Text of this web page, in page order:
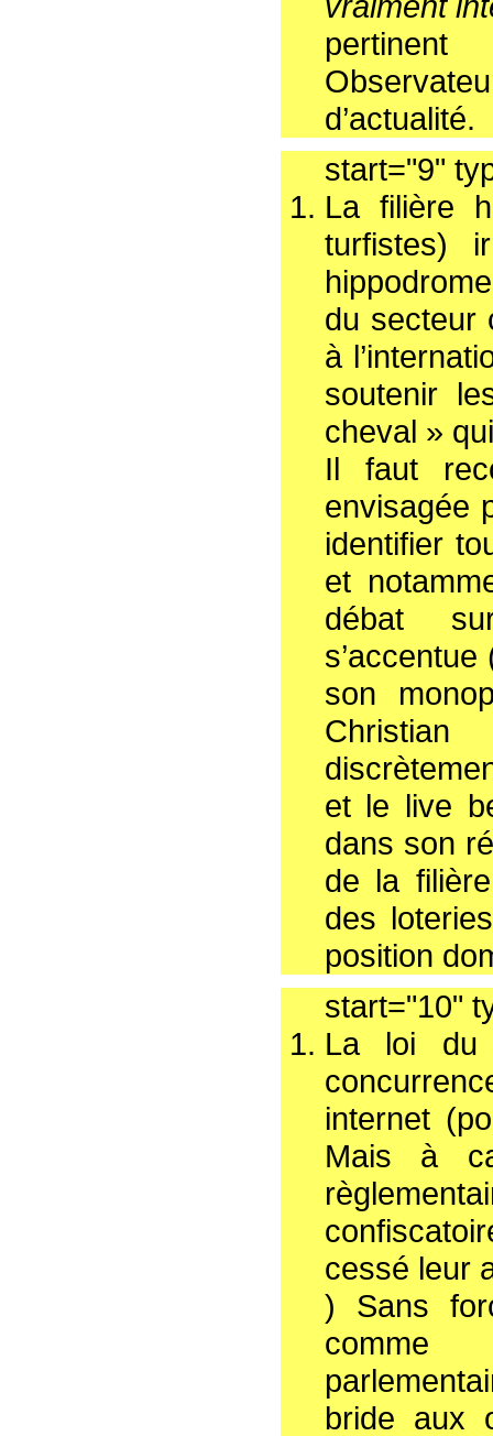
d’actualité.
start="9"
La filière
turfistes)
du secteur
à
soutenir
cheval »
Il faut
envisagée
identifier
et
débat
son
et le live
dans son
de la
des
position
start="10"
La loi
internet
Mais à
cessé leur
) Sans
comme
bride aux